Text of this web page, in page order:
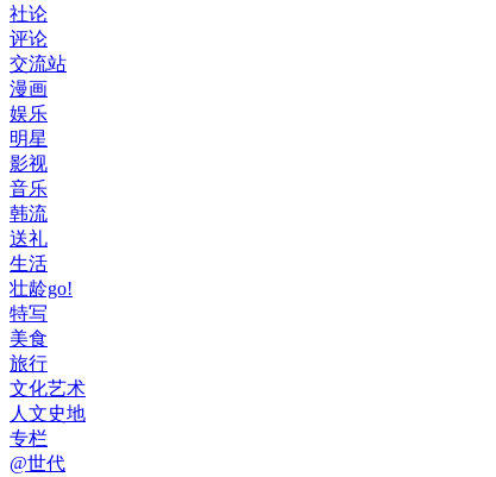
社论
评论
交流站
漫画
娱乐
明星
影视
音乐
韩流
送礼
生活
壮龄go!
特写
美食
旅行
文化艺术
人文史地
专栏
@世代